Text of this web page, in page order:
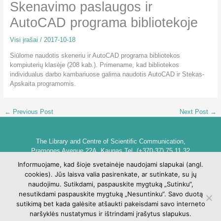
Skenavimo paslaugos ir
AutoCAD programa bibliotekoje
Visi įrašai / 2017-10-18
Siūlome naudotis skeneriu ir AutoCAD programa bibliotekos
kompiuterių klasėje (208 kab.). Primename, kad bibliotekos
individualus darbo kambariuose galima naudotis AutoCAD ir Stekas-
Apskaita programomis.
← Previous Post Next Post →
The Library and Centre of Scientific Communication,
Pramones Avenue 22A, Kaunas Tel. (+370-37) 75 11 32
biblioteka@go.kauko.lt
Head of the Library dr. Lina Šarlauskienė
Kauno kolegijos biblioteka ir mokslinės komunikacijos centras,
Pramonės pr. 22A, Kaunas Tel. +370 (37) 75 11 32
biblioteka@go.kauko.lt
Bibliotekos vadovė Lina Šarlauskienė
Informuojame, kad šioje svetainėje naudojami slapukai (angl.
cookies). Jūs laisva valia pasirenkate, ar sutinkate, su jų
naudojimu. Sutikdami, paspauskite mygtuką „Sutinku“,
nesutikdami paspauskite mygtuką „Nesuntinku“. Savo duotą
sutikimą bet kada galėsite atšaukti pakeisdami savo interneto
naršyklės nustatymus ir ištrindami įrašytus slapukus.